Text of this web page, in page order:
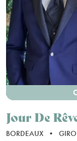
Jour De
BORDEAUX •